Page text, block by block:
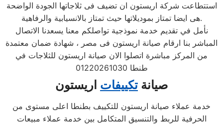
استتطاعت شركة اريستون ان تضيف فى ثلاجاتها الجودة الواضحة
هى ايضا تمتاز بموديلاتها حيث تمتاز بالانسيابية والرفاهية.
نأمل في تقديم خدمة نموذجية تواصلكم معنا يسعدنا الاتصال
المباشر بنا ارقام صيانة اريستون فى مصر ، شهادة ضمان معتمدة
من المركز مباشرة اتصلوا الان صيانة اريستون للثلاجات في
طنطا 01220261030
صيانة تكييفات اريستون
خدمة عملاء صيانة اريستون للتكييف بطنطا اعلى مستوى من
الحرفية للربط والتنسيق المتكامل بين خدمة عملاء مبيعات